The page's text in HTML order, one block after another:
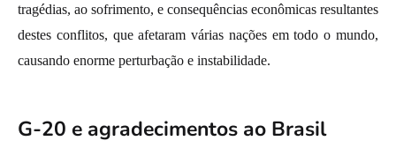
tragédias, ao sofrimento, e consequências econômicas resultantes
destes conflitos, que afetaram várias nações em todo o mundo,
causando enorme perturbação e instabilidade.
G-20 e agradecimentos ao Brasil